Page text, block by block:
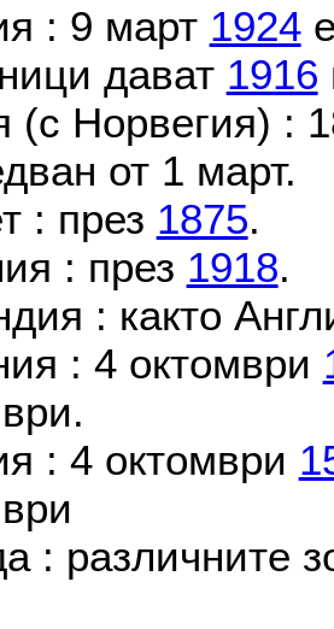
: 9 март 1924е
дават 1916
(с Норвегия) :
от 1 март.
: през 1875.
: през 1918.
: както
: 4 октомври
: 4 октомври
: различните